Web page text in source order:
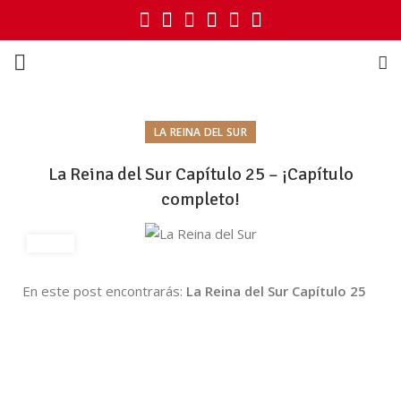
LA REINA DEL SUR
La Reina del Sur Capítulo 25 – ¡Capítulo
completo!
En este post encontrarás: La Reina del Sur Capítulo 25